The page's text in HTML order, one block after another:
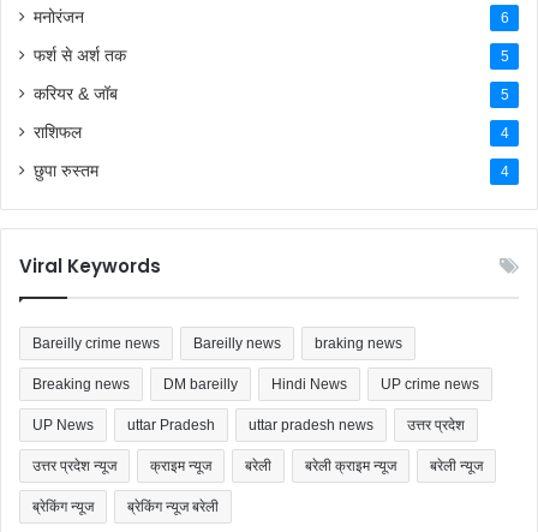
मनोरंजन 6
फर्श से अर्श तक 5
करियर & जॉब 5
राशिफल 4
छुपा रुस्तम 4
Viral Keywords
Bareilly crime news Bareilly news braking news
Breaking news DM bareilly Hindi News UP crime news
UP News uttar Pradesh uttar pradesh news उत्तर प्रदेश
उत्तर प्रदेश न्यूज क्राइम न्यूज बरेली बरेली क्राइम न्यूज बरेली न्यूज
ब्रेकिंग न्यूज ब्रेकिंग न्यूज बरेली